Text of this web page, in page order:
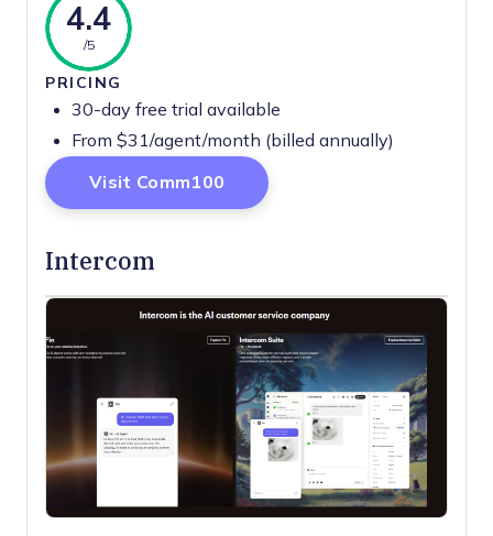
4.4
/5
PRICING
30-day free trial available
From $31/agent/month (billed annually)
Visit Comm100 Opens New Window
Intercom